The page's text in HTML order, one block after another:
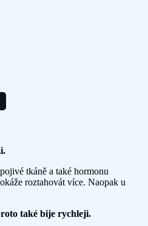
tkáně a také hormonu
roztahovát více. Naopak u
také bije rychleji.